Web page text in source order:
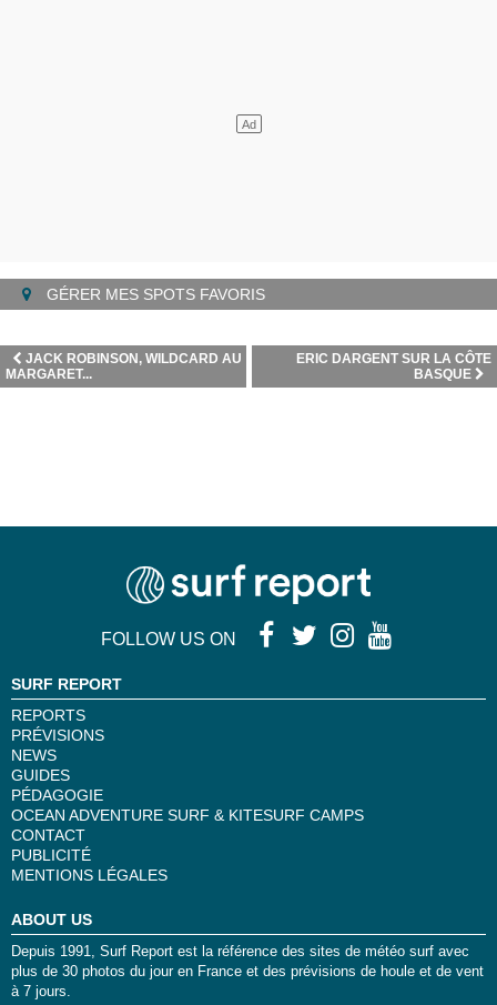
GÉRER MES SPOTS FAVORIS
ERIC DARGENT SUR LA CÔTE
BASQUE
JACK ROBINSON, WILDCARD AU
MARGARET...
FOLLOW US ON
SURF REPORT
REPORTS
PRÉVISIONS
NEWS
GUIDES
PÉDAGOGIE
OCEAN ADVENTURE SURF & KITESURF CAMPS
CONTACT
PUBLICITÉ
MENTIONS LÉGALES
ABOUT US
Depuis 1991, Surf Report est la référence des sites de météo surf avec
plus de 30 photos du jour en France et des prévisions de houle et de vent
à 7 jours.